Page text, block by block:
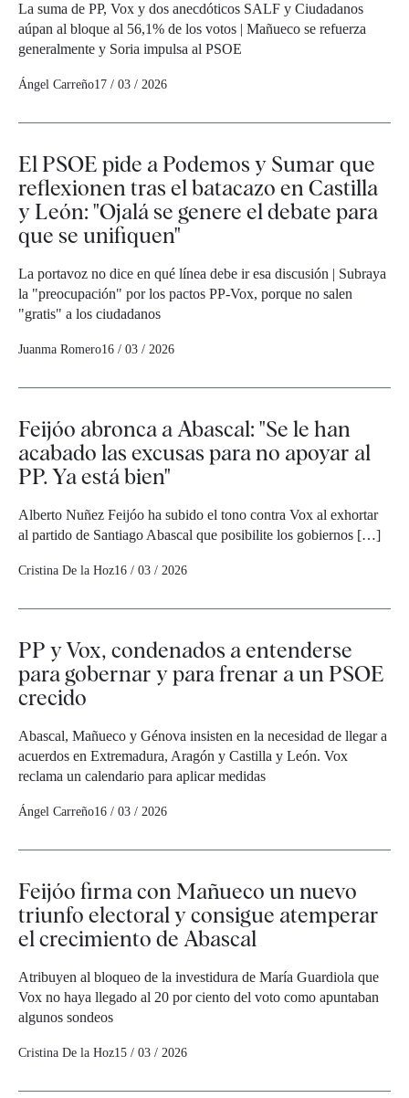
La suma de PP, Vox y dos anecdóticos SALF y Ciudadanos
aúpan al bloque al 56,1% de los votos | Mañueco se refuerza
generalmente y Soria impulsa al PSOE
Ángel Carreño17 / 03 / 2026
El PSOE pide a Podemos y Sumar que
reflexionen tras el batacazo en Castilla
y León: "Ojalá se genere el debate para
que se unifiquen"
La portavoz no dice en qué línea debe ir esa discusión | Subraya
la "preocupación" por los pactos PP-Vox, porque no salen
"gratis" a los ciudadanos
Juanma Romero16 / 03 / 2026
Feijóo abronca a Abascal: "Se le han
acabado las excusas para no apoyar al
PP. Ya está bien"
Alberto Nuñez Feijóo ha subido el tono contra Vox al exhortar
al partido de Santiago Abascal que posibilite los gobiernos […]
Cristina De la Hoz16 / 03 / 2026
PP y Vox, condenados a entenderse
para gobernar y para frenar a un PSOE
crecido
Abascal, Mañueco y Génova insisten en la necesidad de llegar a
acuerdos en Extremadura, Aragón y Castilla y León. Vox
reclama un calendario para aplicar medidas
Ángel Carreño16 / 03 / 2026
Feijóo firma con Mañueco un nuevo
triunfo electoral y consigue atemperar
el crecimiento de Abascal
Atribuyen al bloqueo de la investidura de María Guardiola que
Vox no haya llegado al 20 por ciento del voto como apuntaban
algunos sondeos
Cristina De la Hoz15 / 03 / 2026